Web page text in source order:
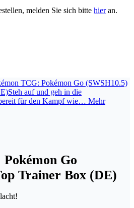
melden Sie sich bitte hieran.
TCG: Pokémon Go (SWSH10.5)
auf und geh in die
für den Kampf wie… Mehr
Go
Trainer Box (DE)